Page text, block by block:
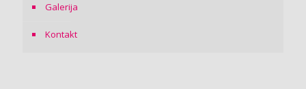
Galerija
Kontakt